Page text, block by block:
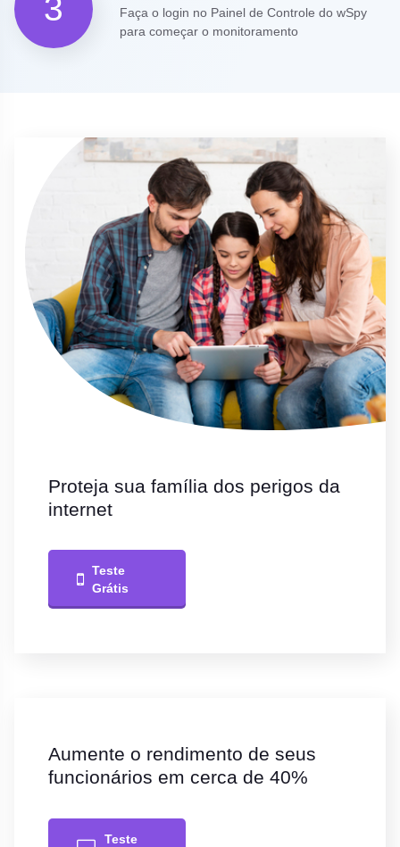
3
Faça o login no Painel de Controle do wSpy
para começar o monitoramento
Proteja sua família dos perigos da
internet
Teste
Grátis
Aumente o rendimento de seus
funcionários em cerca de 40%
Teste